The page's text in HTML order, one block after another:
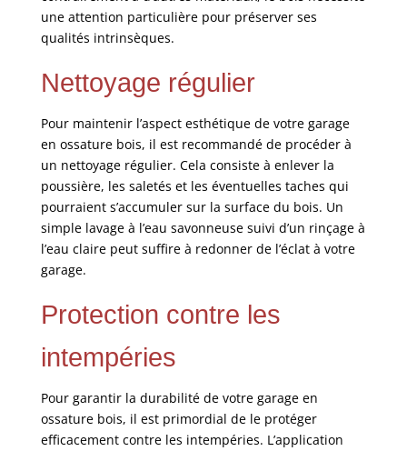
une attention particulière pour préserver ses
qualités intrinsèques.
Nettoyage régulier
Pour maintenir l’aspect esthétique de votre garage
en ossature bois, il est recommandé de procéder à
un nettoyage régulier. Cela consiste à enlever la
poussière, les saletés et les éventuelles taches qui
pourraient s’accumuler sur la surface du bois. Un
simple lavage à l’eau savonneuse suivi d’un rinçage à
l’eau claire peut suffire à redonner de l’éclat à votre
garage.
Protection contre les
intempéries
Pour garantir la durabilité de votre garage en
ossature bois, il est primordial de le protéger
efficacement contre les intempéries. L’application